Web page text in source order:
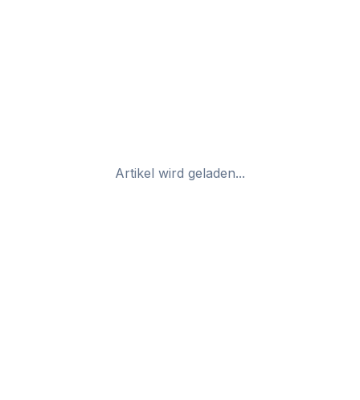
Artikel wird geladen...